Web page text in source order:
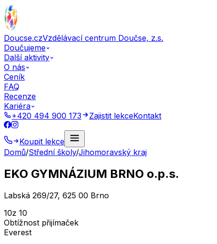
Doucse.czVzdělávací centrum Doučse, z.s.
Doučujeme
Další aktivity
O nás
Ceník
FAQ
Recenze
Kariéra
+420 494 900 173
Zajistit lekceKontakt
Koupit lekce
Domů/Střední školy/Jihomoravský kraj
EKO GYMNÁZIUM BRNO o.p.s.
Labská 269/27, 625 00 Brno
10z 10
Obtížnost přijímaček
Everest